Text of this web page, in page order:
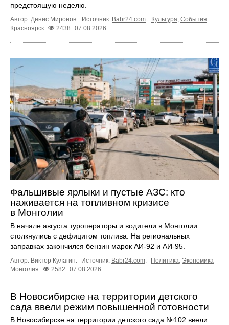
предстоящую неделю.
Автор: Денис Миронов. Источник: Babr24.com. Культура, События
Красноярск
2438 07.08.2026
Фальшивые ярлыки и пустые АЗС: кто
наживается на топливном кризисе
в Монголии
В начале августа туроператоры и водители в Монголии
столкнулись с дефицитом топлива. На региональных
заправках закончился бензин марок АИ-92 и АИ-95.
Автор: Виктор Кулагин. Источник: Babr24.com Политика Экономика
Монголия
2582 07.08.2026
В Новосибирске на территории детского
сада ввели режим повышенной готовности
В Новосибирске на территории детского сада №102 ввели